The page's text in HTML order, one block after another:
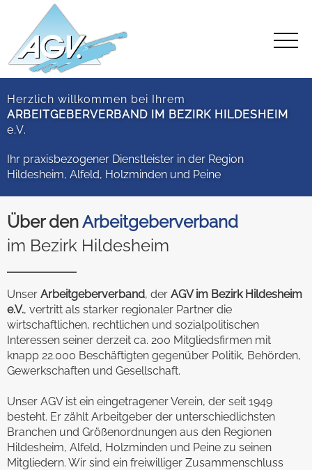
Herzlich willkommen bei Ihrem
ARBEITGEBERVERBAND IM BEZIRK HILDESHEIM
e.V.
Ihr praxisbezogener Dienstleister in der Region
Hildesheim, Alfeld, Holzminden und Peine
Über denArbeitgeberverband
im Bezirk Hildesheim
Unser Arbeitgeberverband, der AGV im Bezirk Hildesheim
e.V., vertritt als starker regionaler Partner die
wirtschaftlichen, rechtlichen und sozialpolitischen
Interessen seiner derzeit ca. 200 Mitgliedsfirmen mit
knapp 22.000 Beschäftigten gegenüber Politik, Behörden,
Gewerkschaften und Gesellschaft.
Unser AGV ist ein eingetragener Verein, der seit 1949
besteht. Er zählt Arbeitgeber der unterschiedlichsten
Branchen und Größenordnungen aus den Regionen
Hildesheim, Alfeld, Holzminden und Peine zu seinen
Mitgliedern. Wir sind ein freiwilliger Zusammenschluss